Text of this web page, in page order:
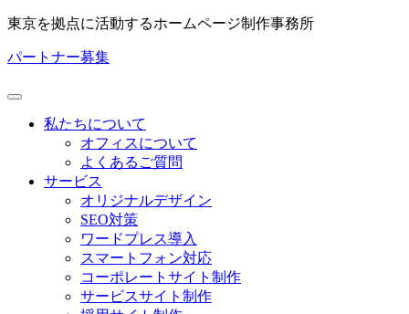
東京を拠点に活動するホームページ制作事務所
パートナー募集
私たちについて
オフィスについて
よくあるご質問
サービス
オリジナルデザイン
SEO対策
ワードプレス導入
スマートフォン対応
コーポレートサイト制作
サービスサイト制作